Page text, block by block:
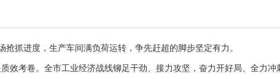
进度，生产车间满负荷运转，争先赶超的脚步坚定有力。
考卷。全市工业经济战线铆足干劲、接力攻坚，奋力开好局、全力冲刺